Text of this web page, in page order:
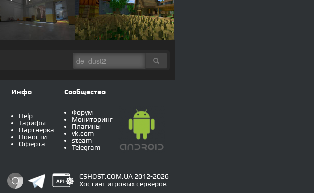
Инфо Сообщество
Help
Тарифы
Партнерка
Новости
Оферта
Форум
Мониторинг
Плагины
vk.com
steam
Telegram
CSHOST.COM.UA 2012-2026
Хостинг игровых серверов